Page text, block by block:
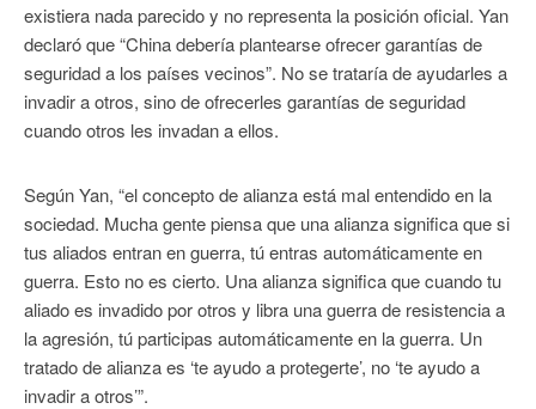
existiera nada parecido y no representa la posición oficial. Yan
declaró que “China debería plantearse ofrecer garantías de
seguridad a los países vecinos”. No se trataría de ayudarles a
invadir a otros, sino de ofrecerles garantías de seguridad
cuando otros les invadan a ellos.
Según Yan, “el concepto de alianza está mal entendido en la
sociedad. Mucha gente piensa que una alianza significa que si
tus aliados entran en guerra, tú entras automáticamente en
guerra. Esto no es cierto. Una alianza significa que cuando tu
aliado es invadido por otros y libra una guerra de resistencia a
la agresión, tú participas automáticamente en la guerra. Un
tratado de alianza es ‘te ayudo a protegerte’, no ‘te ayudo a
invadir a otros’”.